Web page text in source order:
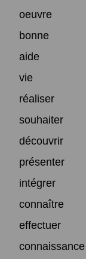
oeuvre
bonne
aide
vie
réaliser
souhaiter
découvrir
présenter
intégrer
connaître
effectuer
connaissance